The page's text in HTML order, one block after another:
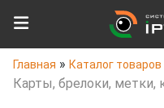
Главная » Каталог товаров
Карты, брелоки, метки,